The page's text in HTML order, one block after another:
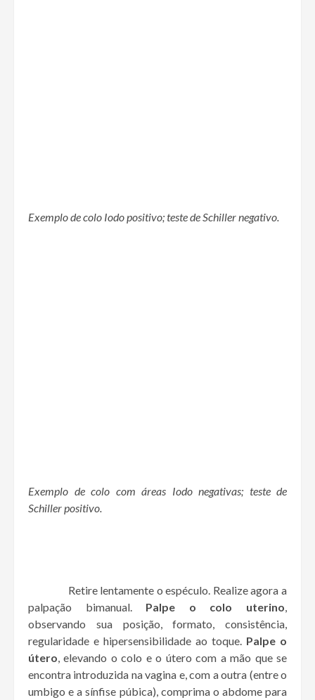
Exemplo de colo Iodo positivo; teste de Schiller negativo.
Exemplo de colo com áreas Iodo negativas; teste de
Schiller positivo.
Retire lentamente o espéculo. Realize agora a
palpação bimanual. Palpe o colo uterino,
observando sua posição, formato, consistência,
regularidade e hipersensibilidade ao toque. Palpe o
útero, elevando o colo e o útero com a mão que se
encontra introduzida na vagina e, com a outra (entre o
umbigo e a sínfise púbica), comprima o abdome para